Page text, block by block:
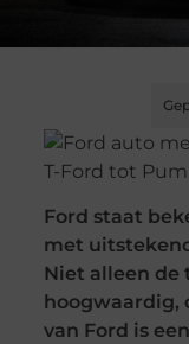
Ford staat
met
Niet alleen de
hoogwaardig,
van Ford is